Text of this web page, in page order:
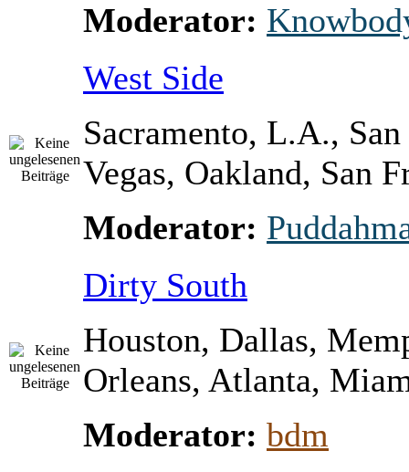
Moderator:
West Side
Sacramento, L.A.,
Vegas, Oakland, San
Moderator:
Dirty South
Houston, Dallas,
Orleans, Atlanta,
Moderator: bdm